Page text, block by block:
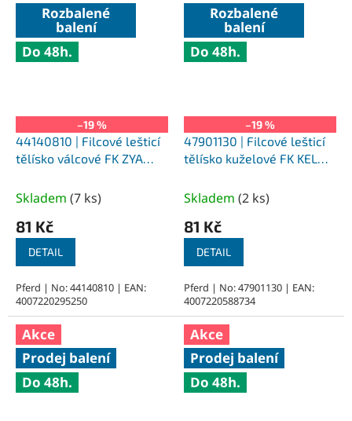
Rozbalené
balení
Do 48h.
–19 %
44140810 | Filcové lešticí
tělísko válcové FK ZYA
(středně tvrdé)
Skladem (7 ks)
81 Kč
DETAIL
Pferd | No: 44140810 | EAN:
4007220295250
Rozbalené
balení
Do 48h.
–19 %
47901130 | Filcové lešticí
tělísko kuželové FK KEL
tvrdé)
Skladem (2 ks)
81 Kč
DETAIL
Pferd | No: 47901130 | EAN:
4007220588734
Akce
Prodej balení
Do 48h.
Akce
Prodej balení
Do 48h.